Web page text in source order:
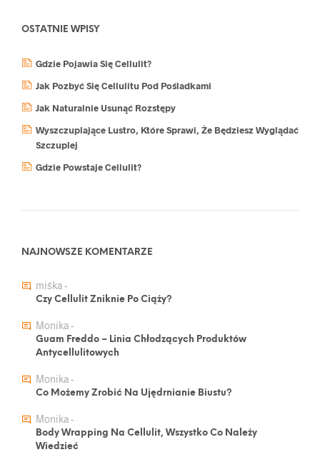
OSTATNIE WPISY
Gdzie Pojawia Się Cellulit?
Jak Pozbyć Się Cellulitu Pod Pośladkami
Jak Naturalnie Usunąć Rozstępy
Wyszczuplające Lustro, Które Sprawi, Że Będziesz Wyglądać
Szczuplej
Gdzie Powstaje Cellulit?
NAJNOWSZE KOMENTARZE
miśka-
Czy Cellulit Zniknie Po Ciąży?
Monika-
Guam Freddo – Linia Chłodzących Produktów
Antycellulitowych
Monika-
Co Możemy Zrobić Na Ujędrnianie Biustu?
Monika-
Body Wrapping Na Cellulit, Wszystko Co Należy
Wiedzieć